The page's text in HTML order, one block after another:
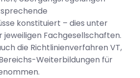
konstituiert – dies unter
jeweiligen Fachgesellschaften.
die Richtlinienverfahren VT,
Weiterbildungen für